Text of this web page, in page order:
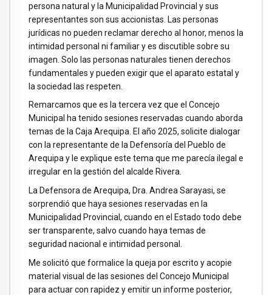
persona natural y la Municipalidad Provincial y sus
representantes son sus accionistas. Las personas
jurídicas no pueden reclamar derecho al honor, menos la
intimidad personal ni familiar y es discutible sobre su
imagen. Solo las personas naturales tienen derechos
fundamentales y pueden exigir que el aparato estatal y
la sociedad las respeten.
Remarcamos que es la tercera vez que el Concejo
Municipal ha tenido sesiones reservadas cuando aborda
temas de la Caja Arequipa. El año 2025, solicite dialogar
con la representante de la Defensoría del Pueblo de
Arequipa y le explique este tema que me parecía ilegal e
irregular en la gestión del alcalde Rivera.
La Defensora de Arequipa, Dra. Andrea Sarayasi, se
sorprendió que haya sesiones reservadas en la
Municipalidad Provincial, cuando en el Estado todo debe
ser transparente, salvo cuando haya temas de
seguridad nacional e intimidad personal.
Me solicitó que formalice la queja por escrito y acopie
material visual de las sesiones del Concejo Municipal
para actuar con rapidez y emitir un informe posterior,